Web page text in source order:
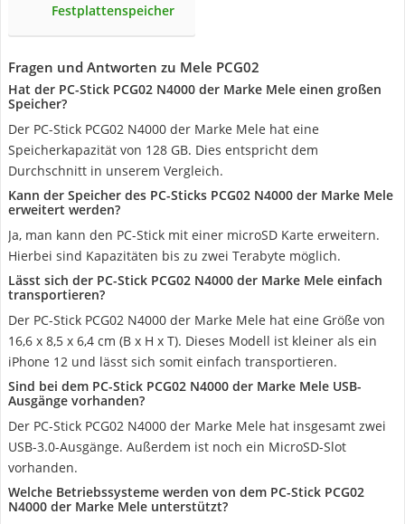
Festplattenspeicher
Fragen und Antworten zu Mele PCG02
Hat der PC-Stick PCG02 N4000 der Marke Mele einen großen
Speicher?
Der PC-Stick PCG02 N4000 der Marke Mele hat eine
Speicherkapazität von 128 GB. Dies entspricht dem
Durchschnitt in unserem Vergleich.
Kann der Speicher des PC-Sticks PCG02 N4000 der Marke Mele
erweitert werden?
Ja, man kann den PC-Stick mit einer microSD Karte erweitern.
Hierbei sind Kapazitäten bis zu zwei Terabyte möglich.
Lässt sich der PC-Stick PCG02 N4000 der Marke Mele einfach
transportieren?
Der PC-Stick PCG02 N4000 der Marke Mele hat eine Größe von
16,6 x 8,5 x 6,4 cm (B x H x T). Dieses Modell ist kleiner als ein
iPhone 12 und lässt sich somit einfach transportieren.
Sind bei dem PC-Stick PCG02 N4000 der Marke Mele USB-
Ausgänge vorhanden?
Der PC-Stick PCG02 N4000 der Marke Mele hat insgesamt zwei
USB-3.0-Ausgänge. Außerdem ist noch ein MicroSD-Slot
vorhanden.
Welche Betriebssysteme werden von dem PC-Stick PCG02
N4000 der Marke Mele unterstützt?